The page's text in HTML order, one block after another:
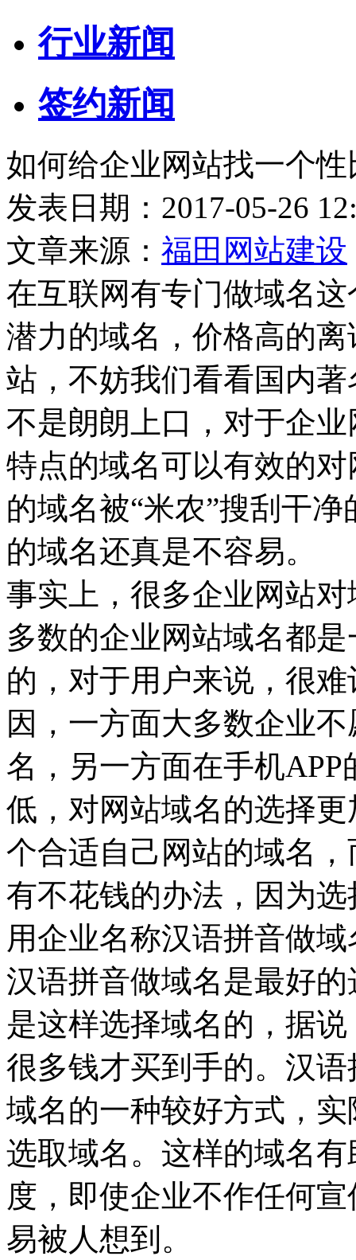
行业新闻
签约新闻
如何给企业网站找一个
发表日期：2017-05-26
文章来源： 福田网站建设
在互联网有专门做域名
潜力的域名，价格高的
站，不妨我们看看国内
不是朗朗上口，对于企
特点的域名可以有效的
的域名被“米农”搜刮干
的域名还真是不容易。
事实上，很多企业网站
多数的企业网站域名都
的，对于用户来说，很
因，一方面大多数企业
名，另一方面在手机
低，对网站域名的选择
个合适自己网站的域名
有不花钱的办法，因为
用企业名称汉语拼音做域
汉语拼音做域名是最好
是这样选择域名的，据
很多钱才买到手的。汉
域名的一种较好方式，
选取域名。这样的域名
度，即使企业不作任何
易被人想到。